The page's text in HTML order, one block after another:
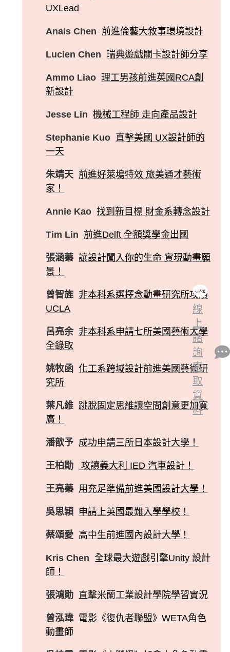
UXLead
Anais Chen 前進倫藝大敘事環境設計
Lucien Chen 瑞典遊戲關卡設計師分享
Ammo Liao 理工男孩前進英國RCA創
新設計
Jesse Lin 機械工程師 走向產品設計
Stephanie Kuo 直擊美國 UX設計師的
一天
朱靖天 前進好萊塢特效 旅美通才藝術
家！
Annie Kao 找到新目標 財金系轉念設計
Tim Lin 前進Delft 全額獎學金出國
張涵蓁 讓設計闖入你的生命 實現動畫願
景！
曾智旌 非本科系選擇念動畫研究所攻讀
UCLA
呂亮余 非本科系申請七所美國藝術大學
全錄取
姚牧函 化工系跨域設計前進美國藝術研
究所
葉凡維 跳脫固定思維讓空間創意更加寬
廣！
潘歆予 成功申請三所日本設計大學！
王柏勛 攻讀義大利 IED 汽車設計！
王亮蓁 用充足準備前進美國設計大學！
吳思穎 申請上英國最難入學學校！
蔡頌愛 高中生前進國內設計大學！
Kris Chen 全球最大遊戲引擎Unity 設計
師！
張鴻勛 直擊米蘭工業設計學院學習實況
曾泓瑋 電影《復仇者聯盟》WETA角色
動畫師
線
上
諮
詢
索
取
資
料